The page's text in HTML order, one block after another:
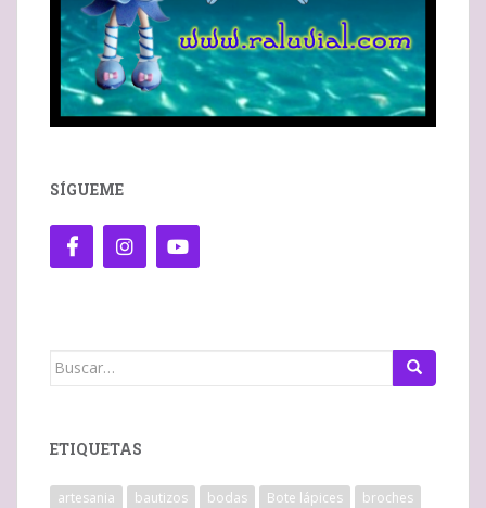
SÍGUEME
Buscar:
ETIQUETAS
artesania bautizos bodas Bote lápices
broches